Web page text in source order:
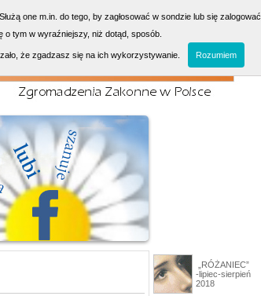
„RÓŻANIEC”
-lipiec-sierpień
2018
one m.in. do tego, by zagłosować w sondzie lub się zalogować.
o tym w wyraźniejszy, niż dotąd, sposób.
że zgadzasz się na ich wykorzystywanie. Rozumiem